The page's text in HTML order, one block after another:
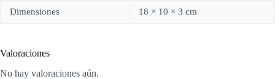
Dimensiones 18 × 10 × 3 cm
Valoraciones
No hay valoraciones aún.